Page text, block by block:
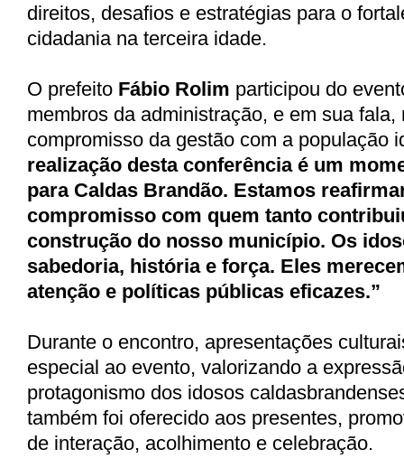
direitos, desafios e estratégias para o
cidadania na terceira idade.
O prefeito Fábio Rolim participou do
membros da administração, e em sua fala,
compromisso da gestão com a população
realização desta conferência é um
para Caldas Brandão. Estamos
compromisso com quem tanto
construção do nosso município. Os
sabedoria, história e força. Eles
atenção e políticas públicas eficazes.”
Durante o encontro, apresentações
especial ao evento, valorizando a
protagonismo dos idosos
também foi oferecido aos presentes,
de interação, acolhimento e celebração.